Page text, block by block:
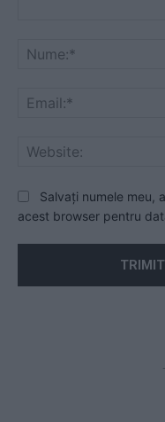
Salvați numele meu,
acest browser pentru